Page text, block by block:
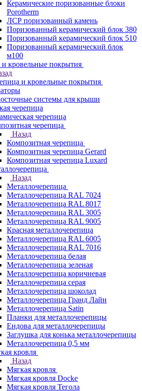
Керамические поризованные блоки
Porotherm
ЛСР поризованный камень
Поризованный керамический блок 380
Поризованный керамический блок 510
Поризованный керамический блок
м100
кровельные покрытия
и кровельные покрытия
системы для крыши
черепица
черепица
черепица
Назад
Композитная черепица
Композитная черепица Gerard
Композитная черепица Luxard
Назад
Металлочерепица
Металлочерепица RAL 7024
Металлочерепица RAL 8017
Металлочерепица RAL 3005
Металлочерепица RAL 9005
Красная металлочерепица
Металлочерепица RAL 6005
Металлочерепица RAL 7016
Металлочерепица белая
Металлочерепица зеленая
Металлочерепица коричневая
Металлочерепица серая
Металлочерепица шоколад
Металлочерепица Гранд Лайн
Металлочерепица Satin
Планки для металлочерепицы
Ендова для металлочерепицы
Заглушка для конька металлочерепицы
Металлочерепица 0,5 мм
кровля
Назад
Мягкая кровля
Мягкая кровля Docke
Мягкая кровля Тегола